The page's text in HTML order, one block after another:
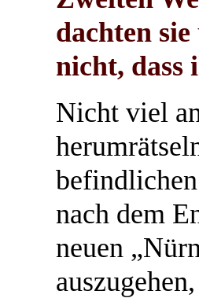
dachten
nicht, dass
Nicht viel
nach dem
neuen